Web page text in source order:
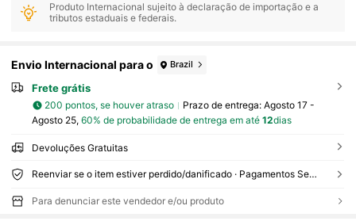
Produto Internacional sujeito à declaração de importação e a
tributos estaduais e federais.
Envio Internacional para o Brazil
Frete grátis
200 pontos, se houver atraso Prazo de entrega: Agosto 17 -
Agosto 25, 60% de probabilidade de entrega em até 12dias
Devoluções Gratuitas
Reenviar se o item estiver perdido/danificado · Pagamentos Seguros · Proteção de privacidade
Para denunciar este vendedor e/ou produto